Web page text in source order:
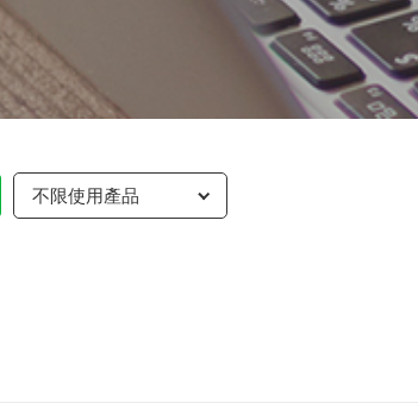
不限使用產品